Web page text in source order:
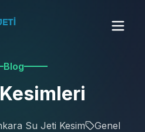
Blog
Su Jeti Kesim Genel